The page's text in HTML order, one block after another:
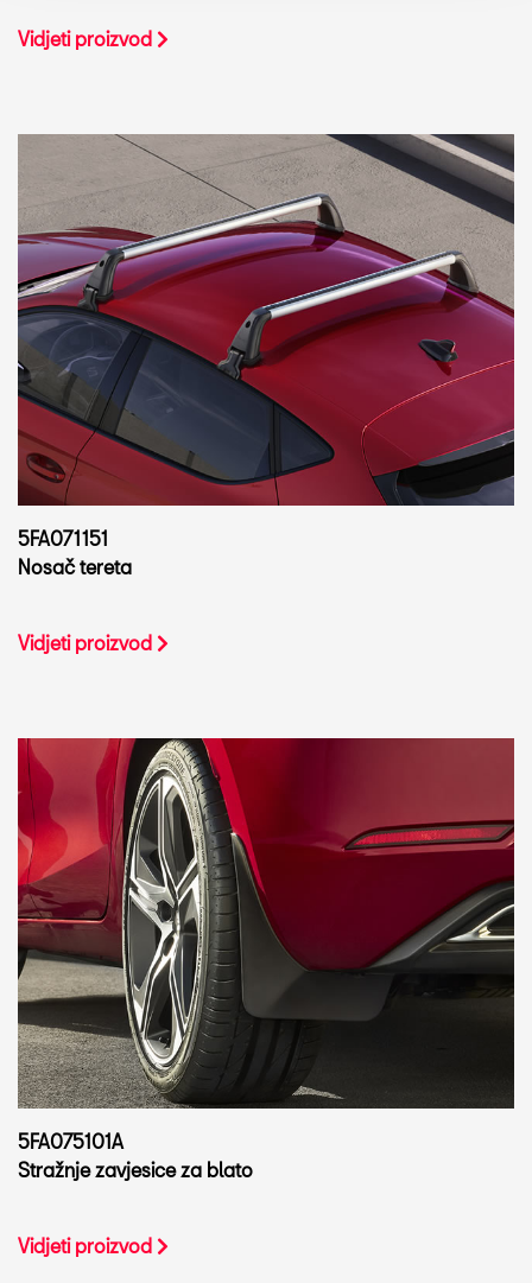
Vidjeti proizvod
5FA071151
Nosač tereta
Vidjeti proizvod
5FA075101A
Stražnje zavjesice za blato
Vidjeti proizvod